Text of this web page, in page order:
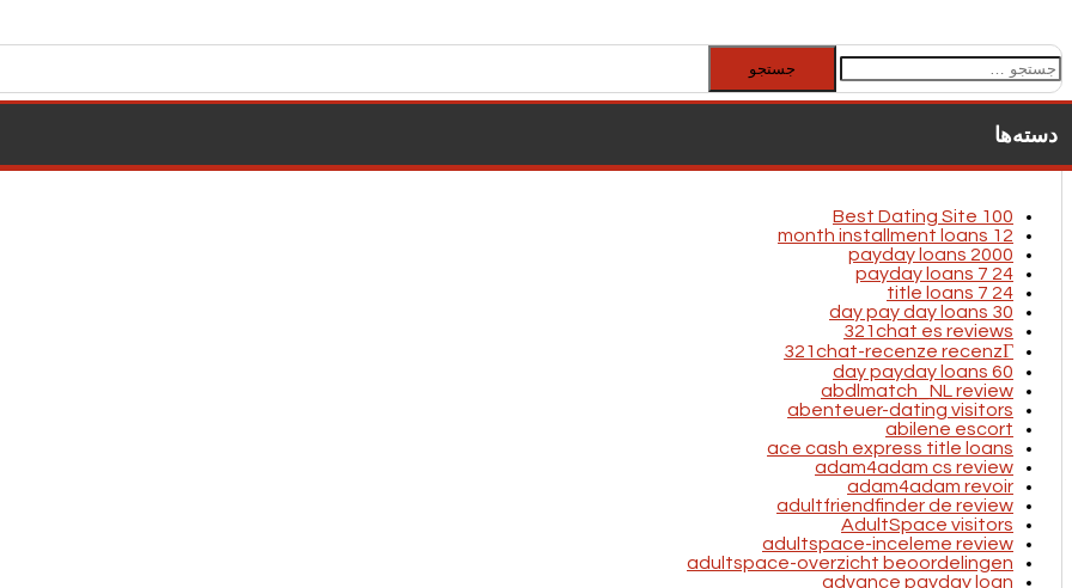
جستجو
برای:
دسته‌ها
100 Best Dating Site
12 month installment loans
2000 payday loans
24 7 payday loans
24 7 title loans
30 day pay day loans
321chat es reviews
321chat-recenze recenzГ­
60 day payday loans
abdlmatch_NL review
abenteuer-dating visitors
abilene escort
ace cash express title loans
adam4adam cs review
adam4adam revoir
adultfriendfinder de review
AdultSpace visitors
adultspace-inceleme review
adultspace-overzicht beoordelingen
advance payday loan